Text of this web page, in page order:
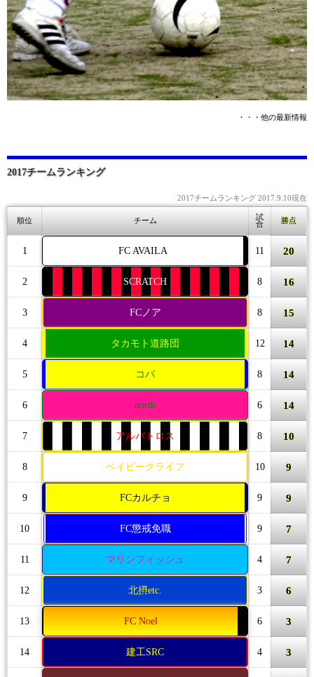
・・・他の最新情報
2017チームランキング
2017チームランキング 2017.9.10現在
順位 チーム
試
合
勝点
1 FC AVAILA 11 20
2 SCRATCH 8 16
3 FCノア 8 15
4 タカモト道路団 12 14
5 コパ 8 14
6 north 6 14
7 アルバトロス 8 10
8 ベイビークライフ 10 9
9 FCカルチョ 9 9
10 FC懲戒免職 9 7
11 マリンフィッシュ 4 7
12 北摂etc. 3 6
13 FC Noel 6 3
14 建工SRC 4 3